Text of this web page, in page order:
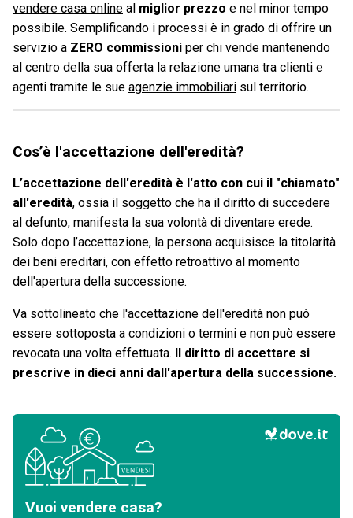
vendere casa online al miglior prezzo e nel minor tempo
possibile. Semplificando i processi è in grado di offrire un
servizio a ZERO commissioni per chi vende mantenendo
al centro della sua offerta la relazione umana tra clienti e
agenti tramite le sue agenzie immobiliari sul territorio.
Cos’è l'accettazione dell'eredità?
L’accettazione dell'eredità è l'atto con cui il "chiamato"
all'eredità, ossia il soggetto che ha il diritto di succedere
al defunto, manifesta la sua volontà di diventare erede.
Solo dopo l’accettazione, la persona acquisisce la titolarità
dei beni ereditari, con effetto retroattivo al momento
dell'apertura della successione.
Va sottolineato che l'accettazione dell'eredità non può
essere sottoposta a condizioni o termini e non può essere
revocata una volta effettuata.
Il diritto di accettare si
prescrive in dieci anni dall'apertura della successione.
Vuoi vendere casa?